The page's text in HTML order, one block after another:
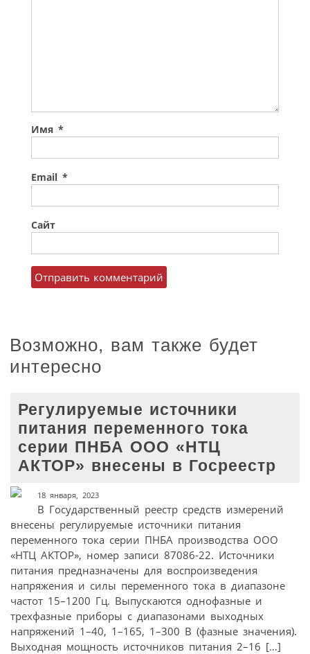
Имя *
Email *
Сайт
Возможно, вам также будет
интересно
Регулируемые источники
питания переменного тока
серии ПНБА ООО «НТЦ
АКТОР» внесены в Госреестр
18 января, 2023
В Государственный реестр средств измерений
внесены регулируемые источники питания
переменного тока серии ПНБА производства ООО
«НТЦ АКТОР», номер записи 87086-22. Источники
питания предназначены для воспроизведения
напряжения и силы переменного тока в диапазоне
частот 15–1200 Гц. Выпускаются однофазные и
трехфазные приборы с диапазонами выходных
напряжений 1–40, 1–165, 1–300 В (фазные значения).
Выходная мощность источников питания 2–16 […]